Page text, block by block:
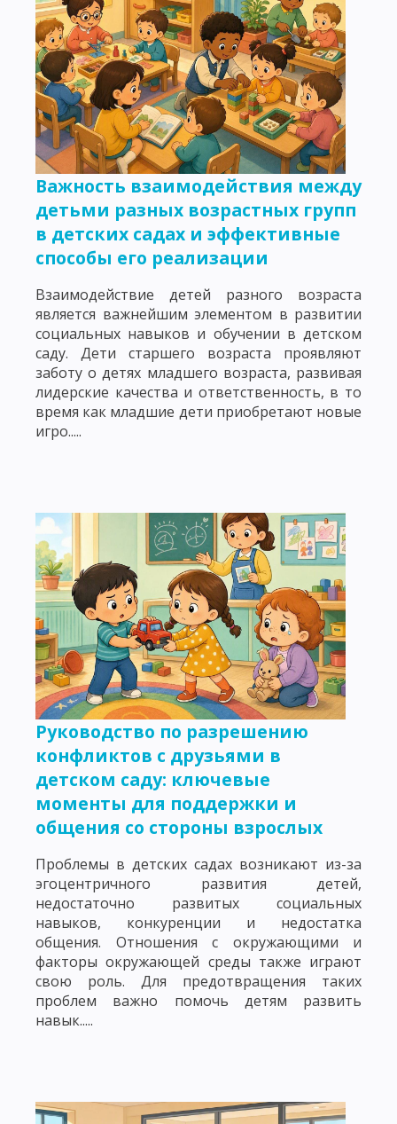
Важность взаимодействия между
детьми разных возрастных групп
в детских садах и эффективные
способы его реализации
Взаимодействие детей разного возраста
является важнейшим элементом в развитии
социальных навыков и обучении в детском
саду. Дети старшего возраста проявляют
заботу о детях младшего возраста, развивая
лидерские качества и ответственность, в то
время как младшие дети приобретают новые
игро.....
Руководство по разрешению
конфликтов с друзьями в
детском саду: ключевые
моменты для поддержки и
общения со стороны взрослых
Проблемы в детских садах возникают из-за
эгоцентричного развития детей,
недостаточно развитых социальных
навыков, конкуренции и недостатка
общения. Отношения с окружающими и
факторы окружающей среды также играют
свою роль. Для предотвращения таких
проблем важно помочь детям развить
навык.....